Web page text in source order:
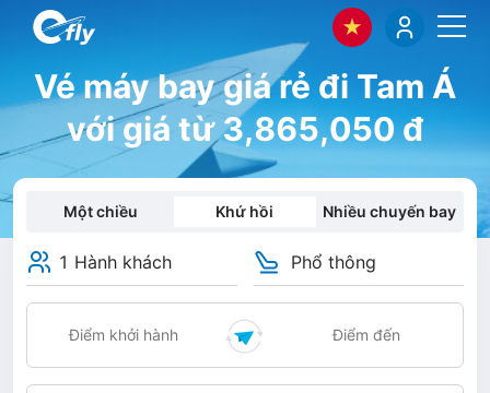
Vé máy bay giá rẻ đi Tam Á
với giá từ 3,865,050 đ
Một chiều Khứ hồi Nhiều chuyến bay
1 Hành khách Phổ thông